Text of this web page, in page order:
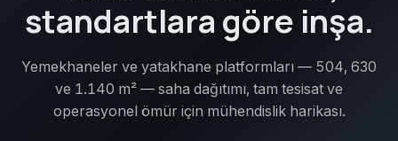
standartlara göre inşa.
Yemekhaneler ve yatakhane platformları — 504, 630
ve 1.140 m² — saha dağıtımı, tam tesisat ve
operasyonel ömür için mühendislik harikası.